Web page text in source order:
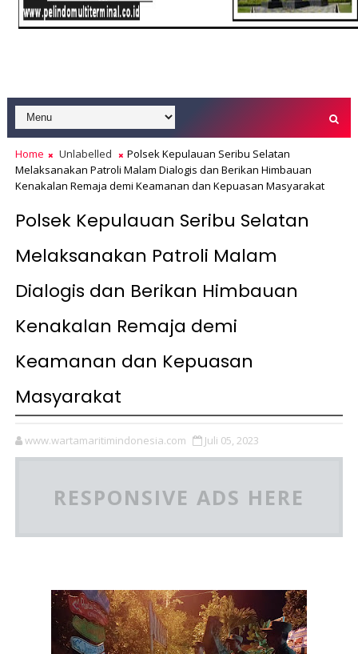
Home Unlabelled
Polsek Kepulauan Seribu Selatan
Melaksanakan Patroli Malam Dialogis dan Berikan Himbauan
Kenakalan Remaja demi Keamanan dan Kepuasan Masyarakat
Polsek Kepulauan Seribu Selatan
Melaksanakan Patroli Malam
Dialogis dan Berikan Himbauan
Kenakalan Remaja demi
Keamanan dan Kepuasan
Masyarakat
www.wartamaritimindonesia.com Juli 05, 2023
RESPONSIVE ADS HERE